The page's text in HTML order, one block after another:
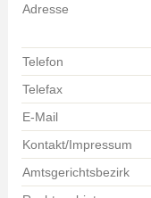
Adresse
Telefon
Telefax
E-Mail
Kontakt/Impressum
Amtsgerichtsbezirk